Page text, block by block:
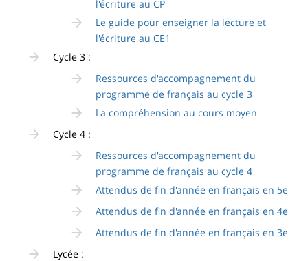
l'écriture au CP
Le guide pour enseigner la lecture et
l'écriture au CE1
Cycle 3 :
Ressources d'accompagnement du
programme de français au cycle 3
La compréhension au cours moyen
Cycle 4 :
Ressources d'accompagnement du
programme de français au cycle 4
Attendus de fin d'année en français en 5e
Attendus de fin d'année en français en 4e
Attendus de fin d'année en français en 3e
Lycée :